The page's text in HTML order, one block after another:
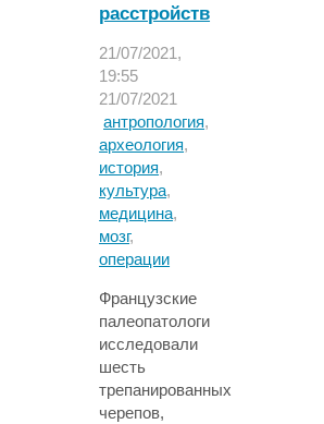
расстройств
21/07/2021,
19:55
21/07/2021
антропология,
археология,
история,
культура,
медицина,
мозг,
операции
Французские
палеопатологи
исследовали
шесть
трепанированных
черепов,